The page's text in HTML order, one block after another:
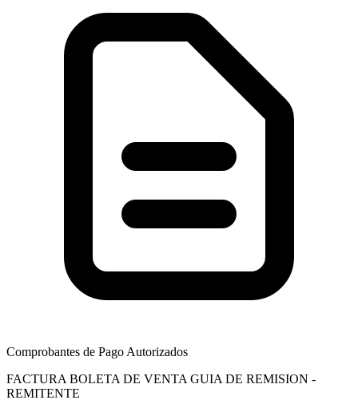
Comprobantes de Pago Autorizados
FACTURA BOLETA DE VENTA GUIA DE REMISION -
REMITENTE